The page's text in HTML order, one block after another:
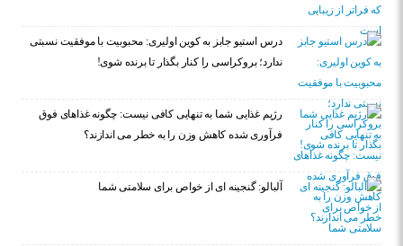
درس استیو جابز به کوین اولیری: محبوبیت با موفقیت نسبتی
ندارد؛ بروکراسی را کنار بگذار تا برنده شوی!
رژیم غذایی شما به تنهایی کافی نیست: چگونه غذاهای فوق
فرآوری شده کاهش وزن را به خطر می اندازند؟
آلبالو: گنجینه ای از خواص برای سلامتی شما